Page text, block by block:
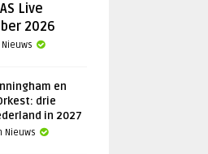
Live
2026
en
drie
in 2027
Nieuws